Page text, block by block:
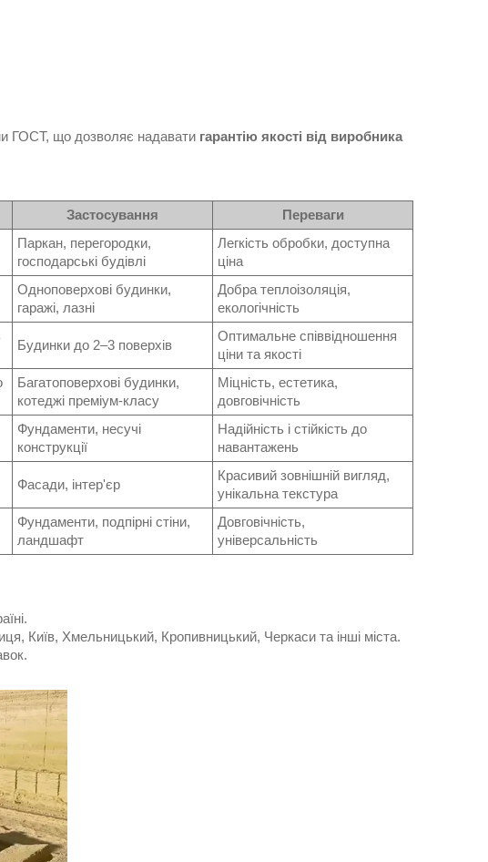
ГОСТ, що дозволяє надавати гарантію якості від виробника
Застосування Переваги
Паркан, перегородки,
господарські будівлі
Легкість обробки, доступна
ціна
Одноповерхові будинки,
гаражі, лазні
Добра теплоізоляція,
екологічність
Будинки до 2–3 поверхів
Оптимальне співвідношення
ціни та якості
Багатоповерхові будинки,
котеджі преміум-класу
Міцність, естетика,
довговічність
Фундаменти, несучі
конструкції
Надійність і стійкість до
навантажень
Фасади, інтер'єр
Красивий зовнішній вигляд,
унікальна текстура
Фундаменти, подпірні стіни,
ландшафт
Довговічність,
універсальність
Київ, Хмельницький, Кропивницький, Черкаси та інші міста.